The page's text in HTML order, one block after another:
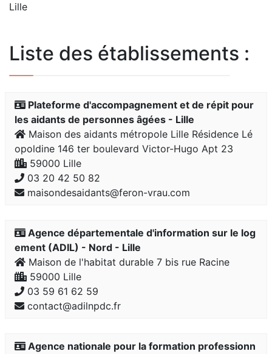
Lille
Liste des établissements :
Plateforme d'accompagnement et de répit pour
les aidants de personnes âgées - Lille
Maison des aidants métropole Lille Résidence Lé
opoldine 146 ter boulevard Victor-Hugo Apt 23
59000 Lille
03 20 42 50 82
maisondesaidants@feron-vrau.com
Agence départementale d'information sur le log
ement (ADIL) - Nord - Lille
Maison de l'habitat durable 7 bis rue Racine
59000 Lille
03 59 61 62 59
contact@adilnpdc.fr
Agence nationale pour la formation professionn